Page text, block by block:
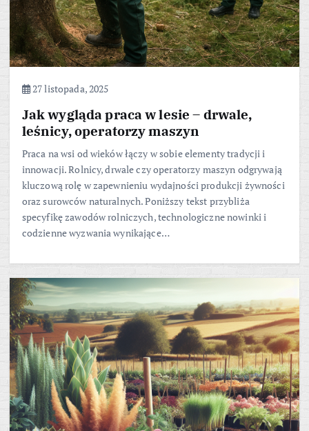
27 listopada, 2025
Jak wygląda praca w lesie – drwale,
leśnicy, operatorzy maszyn
Praca na wsi od wieków łączy w sobie elementy tradycji i
innowacji. Rolnicy, drwale czy operatorzy maszyn odgrywają
kluczową rolę w zapewnieniu wydajności produkcji żywności
oraz surowców naturalnych. Poniższy tekst przybliża
specyfikę zawodów rolniczych, technologiczne nowinki i
codzienne wyzwania wynikające…